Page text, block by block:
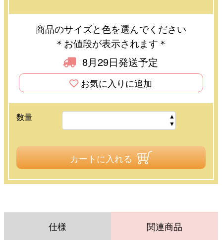
商品のサイズと色を選んでください
＊お値段が表示されます＊
8月29日発送予定
お気に入りに追加
数量
カートに入れる
仕様 関連商品